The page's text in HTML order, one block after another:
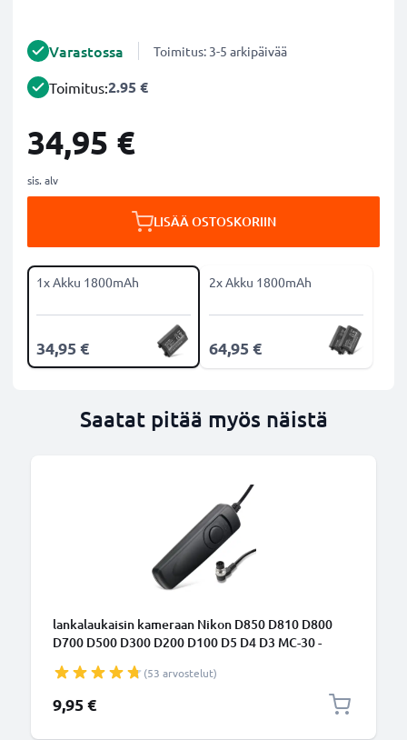
Varastossa Toimitus: 3-5 arkipäivää
Toimitus:2.95 €
34,95 €
sis. alv
LISÄÄ OSTOSKORIIN
1x Akku 1800mAh
34,95 €
2x Akku 1800mAh
64,95 €
Saatat pitää myös näistä
lankalaukaisin kameraan Nikon D850 D810 D800
D700 D500 D300 D200 D100 D5 D4 D3 MC-30 -
subtel
(53 arvostelut)
9,95 €